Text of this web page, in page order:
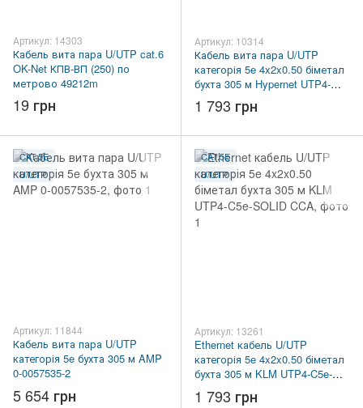
Артикул: 14303
Кабель вита пара U/UTP cat.6
OK-Net КПВ-ВП (250) по
метрово 49212m
19 грн
Артикул: 10314
Кабель вита пара U/UTP
категорія 5e 4x2x0.50 біметал
бухта 305 м Hypernet UTP4-
C5e-SOLID-2451-CCA
1 793 грн
CAT.5E
U/UTP
Артикул: 11844
Кабель вита пара U/UTP
категорія 5e бухта 305 м AMP
0-0057535-2
5 654 грн
CAT.5E
U/UTP
Артикул: 13261
Ethernet кабель U/UTP
категорія 5e 4x2x0.50 біметал
бухта 305 м KLM UTP4-C5e-
SOLID CCA
1 793 грн